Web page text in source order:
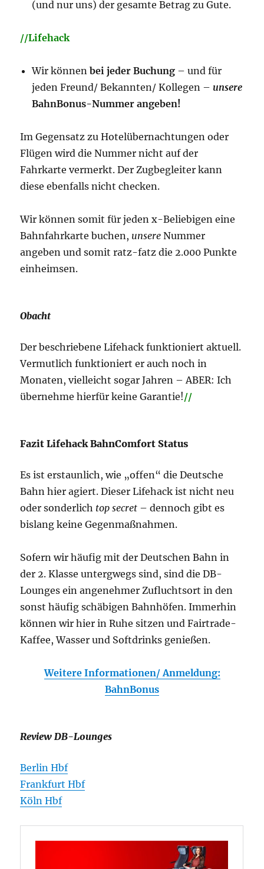
(und nur uns) der gesamte Betrag zu Gute.
//Lifehack
Wir könnenbei jeder Buchung – und für
jeden Freund/ Bekannten/ Kollegen – unsere
BahnBonus-Nummer angeben!
Im Gegensatz zu Hotelübernachtungen oder
Flügen wird die Nummer nicht auf der
Fahrkarte vermerkt. Der Zugbegleiter kann
diese ebenfalls nicht checken.
Wir können somit für jeden x-Beliebigen eine
Bahnfahrkarte buchen, unsere Nummer
angeben und somit ratz-fatz die 2.000 Punkte
einheimsen.
Obacht
Der beschriebene Lifehack funktioniert aktuell.
Vermutlich funktioniert er auch noch in
Monaten, vielleicht sogar Jahren – ABER: Ich
übernehme hierfür keine Garantie!//
Fazit Lifehack BahnComfort Status
Es ist erstaunlich, wie „offen“ die Deutsche
Bahn hier agiert. Dieser Lifehack ist nicht neu
oder sonderlich top secret – dennoch gibt es
bislang keine Gegenmaßnahmen.
Sofern wir häufig mit der Deutschen Bahn in
der 2. Klasse untergwegs sind, sind die DB-
Lounges ein angenehmer Zufluchtsort in den
sonst häufig schäbigen Bahnhöfen. Immerhin
können wir hier in Ruhe sitzen und Fairtrade-
Kaffee, Wasser und Softdrinks genießen.
Weitere Informationen/ Anmeldung:
BahnBonus
Review DB-Lounges
Berlin Hbf
Frankfurt Hbf
Köln Hbf